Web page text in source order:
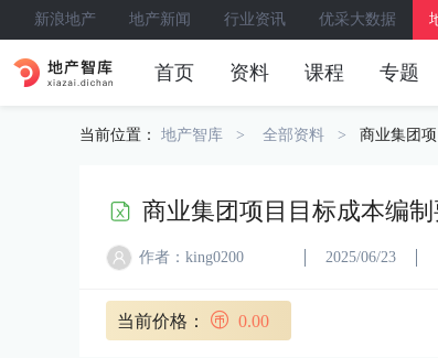
新浪地产 地产新闻 行业资讯 优采大数据
首页 资料 课程 专题
当前位置： 地产智库 全部资料 商业集团
商业集团项目目标成本编
作者：king0200 2025/06/23
当前价格： 0.00